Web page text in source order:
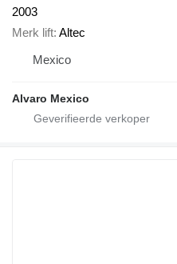
2003
Merk lift Altec
Mexico
Alvaro Mexico